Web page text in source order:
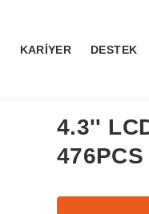
KARİYER DESTEK
4.3''
476PCS